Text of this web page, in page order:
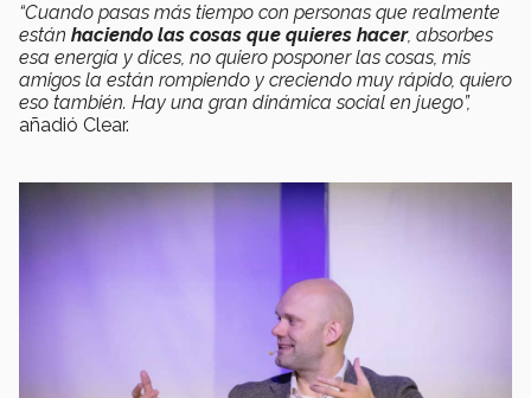
“Cuando pasas más tiempo con personas que realmente
están haciendo las cosas que quieres hacer, absorbes
esa energía y dices, no quiero posponer las cosas, mis
amigos la están rompiendo y creciendo muy rápido, quiero
eso también. Hay una gran dinámica social en juego”,
añadió Clear.